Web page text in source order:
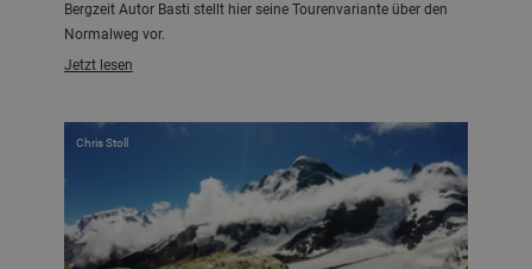
Bergzeit Autor Basti stellt hier seine Tourenvariante über den
Normalweg vor.
Jetzt lesen
Chris Stoll